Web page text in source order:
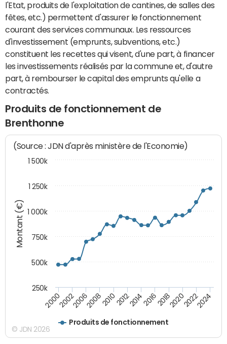
l'Etat, produits de l'exploitation de cantines, de salles des
fêtes, etc.) permettent d'assurer le fonctionnement
courant des services communaux. Les ressources
d'investissement (emprunts, subventions, etc.)
constituent les recettes qui visent, d'une part, à financer
les investissements réalisés par la commune et, d'autre
part, à rembourser le capital des emprunts qu'elle a
contractés.
Produits de fonctionnement de
Brenthonne
Montant (€)
(Source : JDN d'après ministère de l'Economie)
Produits de fonctionnement
200020022006200820102012201420162018202020222024
1 000k
250k
500k
750k
1 250k
1 500k
© JDN 2026